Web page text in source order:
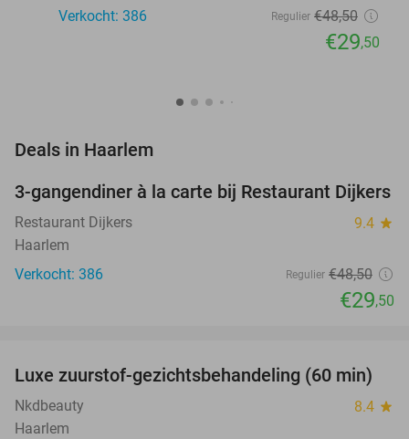
Verkocht: 386
Regulier €48,50
€29,50
Deals in Haarlem
39%
3-gangendiner à la carte bij Restaurant Dijkers
Restaurant Dijkers 9.4 star
Haarlem
Verkocht: 386
Regulier €48,50
€29,50
59%
TODAY
Luxe zuurstof-gezichtsbehandeling (60 min)
Nkdbeauty 8.4 star
Haarlem